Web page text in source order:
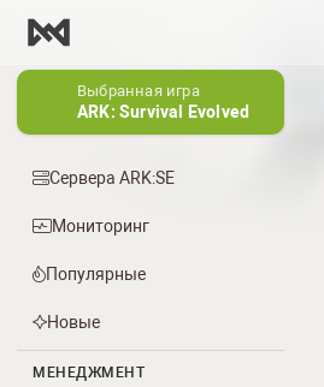
Выбранная игра
ARK: Survival Evolved
Сервера ARK:SE
Мониторинг
Популярные
Новые
МЕНЕДЖМЕНТ